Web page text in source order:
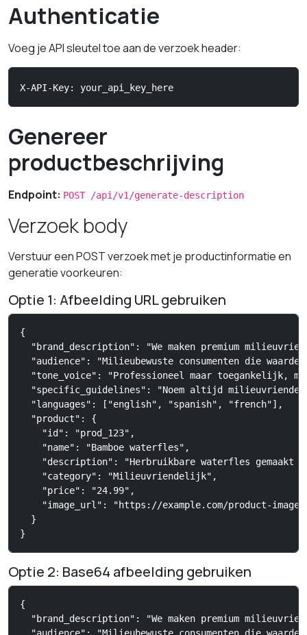
Authenticatie
Voeg je API sleutel toe aan de verzoek header:
X-API-Key: your_api_key_here
Genereer
productbeschrijving
Endpoint: POST /api/v1/generate-description
Verzoek body
Verstuur een POST verzoek met je productinformatie en
generatie voorkeuren:
Optie 1: Afbeelding URL gebruiken
{
"brand_description": "We maken premium
"audience": "Milieubewuste consumenten die waarde
"tone_voice": "Professioneel maar toegankelijk,
"specific_guidelines": "Noem altijd
  "languages": ["english", "spanish", "french"],
  "product": {
    "id": "prod_123",
    "name": "Bamboe waterfles",
"description": "Herbruikbare waterfles gemaakt
    "category": "Milieuvriendelijk",
    "price": "24.99",
"image_url": "https://example.com/product-
  }
}
Optie 2: Base64 afbeelding gebruiken
{
"brand_description": "We maken premium